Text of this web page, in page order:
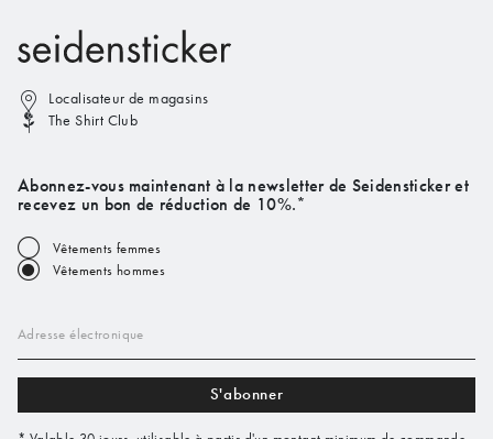
Localisateur de magasins
The Shirt Club
Abonnez-vous maintenant à la newsletter de Seidensticker et
recevez un bon de réduction de 10%.*
Vêtements femmes
Vêtements hommes
Adresse électronique
S'abonner